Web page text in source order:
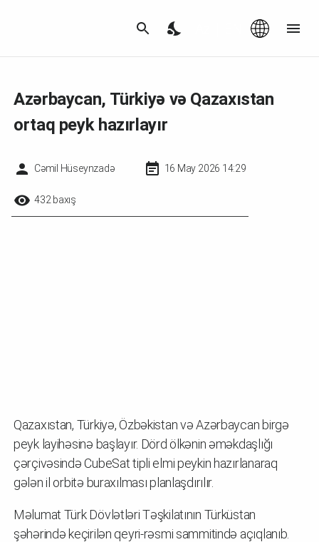
Azərbaycan, Türkiyə və Qazaxıstan
ortaq peyk hazırlayır
Cəmil Hüseynzadə 16 May 2026 14:29
432 baxış
Qazaxıstan, Türkiyə, Özbəkistan və Azərbaycan birgə
peyk layihəsinə başlayır. Dörd ölkənin əməkdaşlığı
çərçivəsində CubeSat tipli elmi peykin hazırlanaraq
gələn il orbitə buraxılması planlaşdırılır.
Məlumat Türk Dövlətləri Təşkilatının Türküstan
şəhərində keçirilən qeyri-rəsmi sammitində açıqlanıb.